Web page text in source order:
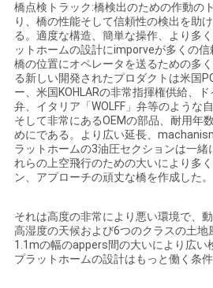
ニ
ュ
ー
ス
引
を
要
橋点検トラック:橋検出のための作動の
り、橋の性能そして信頼性の検出を助
る。適度な構造、簡単な操作、より多
ットホームの設計にimporveが多くの信
橋の位置にオペレータを送るための多
る新しい開発されたプロダクトは米国
ー、米国KOHLARの非常指揮権供給、
弁、イタリア「WOLFF」弁等のような
そして非常にあるOEMの部品、耐用年
めにである。より広い延長、
ラットホームの3油圧セクションは一緒
れらの上空飛行のための大いにより多
ン、アプローチの頑丈な橋を作成した。
それは高度の非常により悪い環境で、
高湿度の天候および6つのクラスの土
1.1mの幅のappers間の大いにより広い
プラットホームの設計はもっと働く条件